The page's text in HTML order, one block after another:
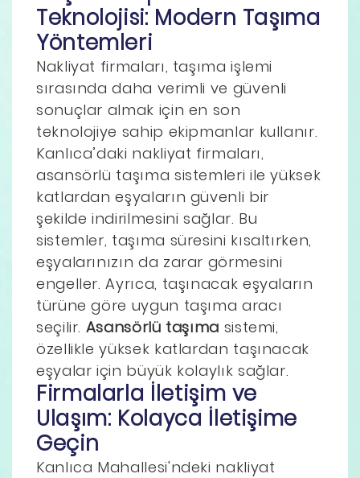
Teknolojisi: Modern Taşıma
Yöntemleri
Nakliyat firmaları, taşıma işlemi
sırasında daha verimli ve güvenli
sonuçlar almak için en son
teknolojiye sahip ekipmanlar kullanır.
Kanlıca’daki nakliyat firmaları,
asansörlü taşıma sistemleri ile yüksek
katlardan eşyaların güvenli bir
şekilde indirilmesini sağlar. Bu
sistemler, taşıma süresini kısaltırken,
eşyalarınızın da zarar görmesini
engeller. Ayrıca, taşınacak eşyaların
türüne göre uygun taşıma aracı
seçilir. Asansörlü taşıma sistemi,
özellikle yüksek katlardan taşınacak
eşyalar için büyük kolaylık sağlar.
Firmalarla İletişim ve
Ulaşım: Kolayca İletişime
Geçin
Kanlıca Mahallesi'ndeki nakliyat